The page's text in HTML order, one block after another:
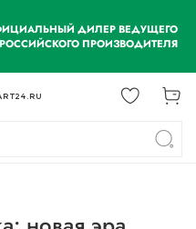
ДИЛЕР ВЕДУЩЕГО
РОССИЙСКОГО ПРОИЗВОДИТЕЛЯ